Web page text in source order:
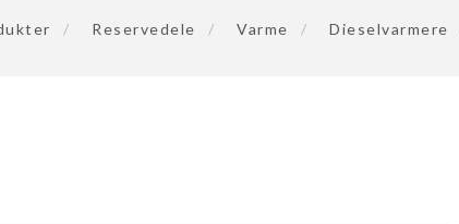
/ Reservedele / Varme / Dieselvarmere